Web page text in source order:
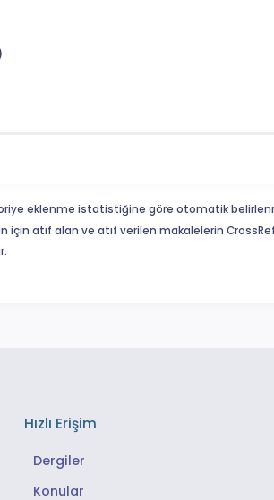
eklenme istatistiğine göre otomatik
atıf alan ve atıf verilen makalelerin
Hızlı Erişim
Dergiler
Konular